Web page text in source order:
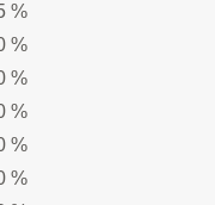
%
%
%
%
%
%